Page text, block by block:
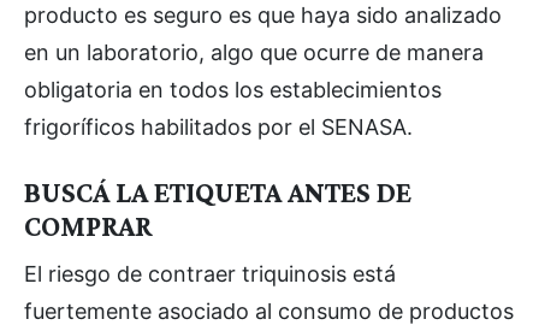
producto es seguro es que haya sido analizado
en un laboratorio, algo que ocurre de manera
obligatoria en todos los establecimientos
frigoríficos habilitados por el SENASA.
BUSCÁ LA ETIQUETA ANTES DE
COMPRAR
El riesgo de contraer triquinosis está
fuertemente asociado al consumo de productos